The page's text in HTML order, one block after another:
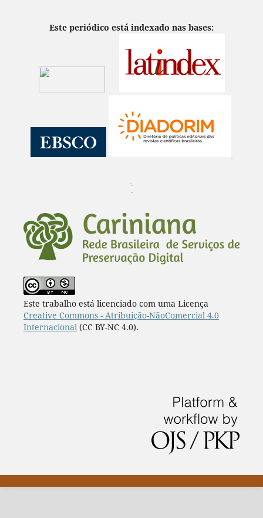
Este periódico está indexado nas bases:
¨
Este trabalho está licenciado com uma Licença
Creative Commons - Atribuição-NãoComercial 4.0
Internacional(CC BY-NC 4.0).